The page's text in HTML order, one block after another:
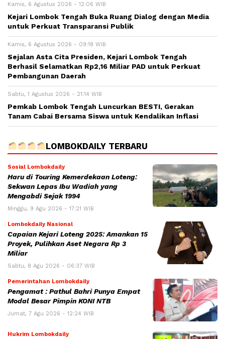
Kamis, 6 Agustus 2026 - 12:06 WIB
Kejari Lombok Tengah Buka Ruang Dialog dengan Media
untuk Perkuat Transparansi Publik
Kamis, 6 Agustus 2026 - 09:18 WIB
Sejalan Asta Cita Presiden, Kejari Lombok Tengah
Berhasil Selamatkan Rp2,16 Miliar PAD untuk Perkuat
Pembangunan Daerah
Sabtu, 1 Agustus 2026 - 21:14 WIB
Pemkab Lombok Tengah Luncurkan BESTI, Gerakan
Tanam Cabai Bersama Siswa untuk Kendalikan Inflasi
LOMBOKDAILY TERBARU
Sosial Lombokdaily
Haru di Touring Kemerdekaan Loteng:
Sekwan Lepas Ibu Wadiah yang
Mengabdi Sejak 1994
Minggu, 9 Agu 2026 - 17:21 WIB
Lombokdaily Nasional
Capaian Kejari Loteng 2025: Amankan 15
Proyek, Pulihkan Aset Negara Rp 3
Miliar
Sabtu, 8 Agu 2026 - 06:37 WIB
Pemerintahan Lombokdaily
Pengamat : Pathul Bahri Punya Empat
Modal Besar Pimpin KONI NTB
Jumat, 7 Agu 2026 - 12:24 WIB
Hukrim Lombokdaily